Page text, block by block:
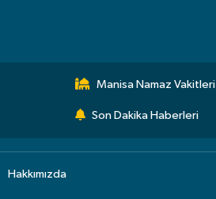
Manisa Namaz Vakitleri
Son Dakika Haberleri
Hakkımızda